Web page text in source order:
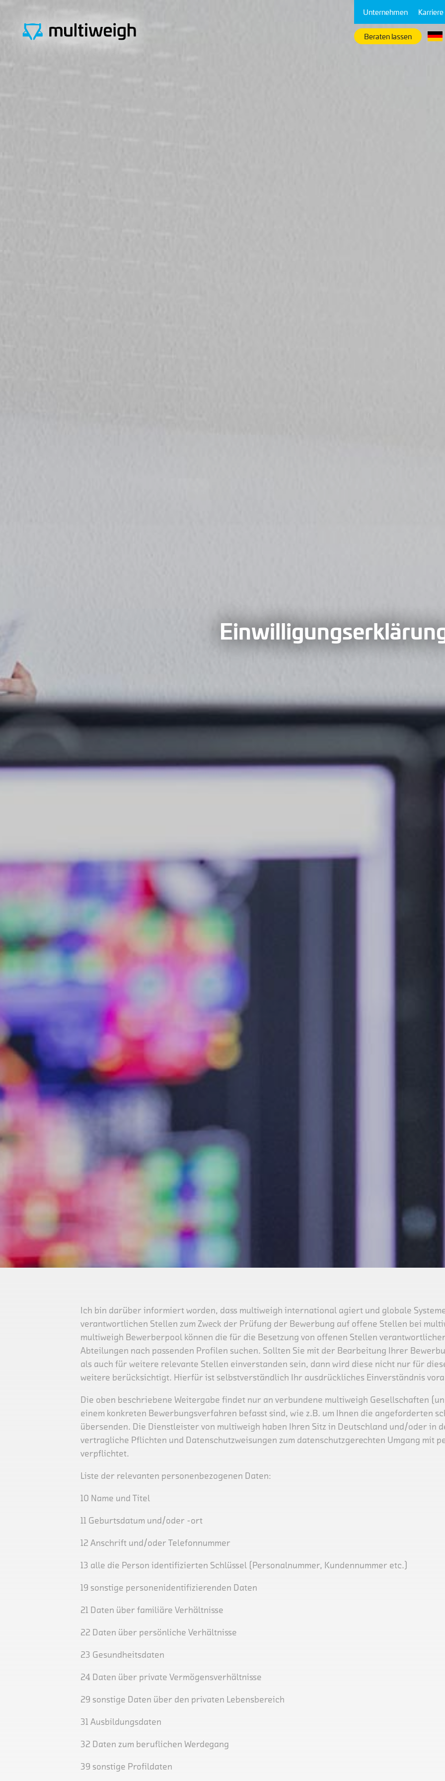
Unternehmen Karriere
Beraten lassen
Ich bin darüber informiert worden, dass multiweigh international agiert und globale
verantwortlichen Stellen zum Zweck der Prüfung der Bewerbung auf offene Stellen bei
multiweigh Bewerberpool können die für die Besetzung von offenen Stellen
Abteilungen nach passenden Profilen suchen. Sollten Sie mit der Bearbeitung Ihrer
als auch für weitere relevante Stellen einverstanden sein, dann wird diese nicht nur für
weitere berücksichtigt. Hierfür ist selbstverständlich Ihr ausdrückliches Einverständnis
Die oben beschriebene Weitergabe findet nur an verbundene multiweigh Gesellschaften
einem konkreten Bewerbungsverfahren befasst sind, wie z.B. um Ihnen die angeforderten
übersenden. Die Dienstleister von multiweigh haben Ihren Sitz in Deutschland und/oder in
vertragliche Pflichten und Datenschutzweisungen zum datenschutzgerechten Umgang mit
verpflichtet.
Liste der relevanten personenbezogenen Daten:
10 Name und Titel
11 Geburtsdatum und/oder -ort
12 Anschrift und/oder Telefonnummer
13 alle die Person identifizierten Schlüssel (Personalnummer, Kundennummer etc.)
19 sonstige personenidentifizierenden Daten
21 Daten über familiäre Verhältnisse
22 Daten über persönliche Verhältnisse
23 Gesundheitsdaten
24 Daten über private Vermögensverhältnisse
29 sonstige Daten über den privaten Lebensbereich
31 Ausbildungsdaten
32 Daten zum beruflichen Werdegang
39 sonstige Profildaten